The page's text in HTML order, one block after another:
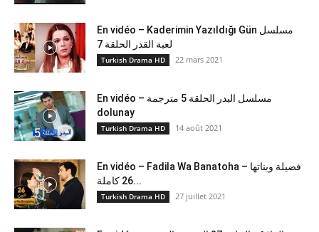
En vidéo – Kaderimin Yazıldığı Gün مسلسل
لعبة القدر الحلقة 7
Turkish Drama HD 22 mars 2021
En vidéo – مسلسل البدر الحلقة 5 مترجمة
dolunay
Turkish Drama HD 14 août 2021
En vidéo – Fadila Wa Banatoha – فضيلة وبناتها
26 كاملة...
Turkish Drama HD 27 juillet 2021